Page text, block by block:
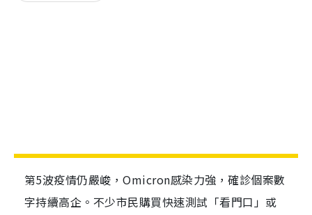
第5波疫情仍嚴峻，Omicron感染力強，確診個案數
字持續高企。不少市民購買快速測試「看門口」或